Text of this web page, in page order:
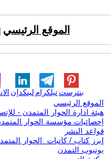
الموقع الرئيسي
لينكدإن تيلكرامبنترست
الموقع الرئيسي
هيئة ادارة الحوار المتمدن -
إحصائيات مؤسسة الحوار
قواعد النشر
ابرز كتاب / كاتبات الحوار
يوتيوب التمدن